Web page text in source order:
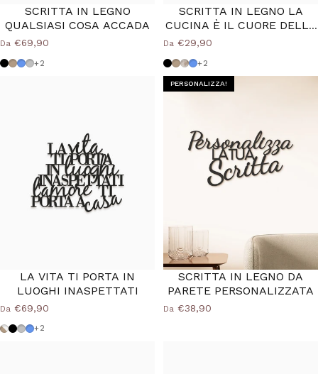
SCRITTA IN LEGNO
QUALSIASI COSA ACCADA
Da €69,90
Nero
Tortora
Azzurro Polvere
Grigio Medio
+2
SCRITTA IN LEGNO LA
CUCINA È IL CUORE DELLA
Da €29,90
Nero
Tortora
Shabby
Azzurro Polvere
+2
LA VITA TI PORTA IN
LUOGHI INASPETTATI
Da €69,90
Tortora-bianco
Nero
Grigio Medio
Azzurro Polvere
+2
PERSONALIZZA!
SCRITTA IN LEGNO DA
PARETE PERSONALIZZATA
Da €38,90